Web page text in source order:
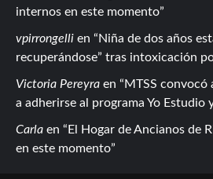
internos en este momento
vpirrongelli en
Niña de dos años
recuperándose” tras intoxicación
Victoria Pereyra en
MTSS convocó
a adherirse al programa Yo Estudio
Carla en
El Hogar de Ancianos de
en este momento